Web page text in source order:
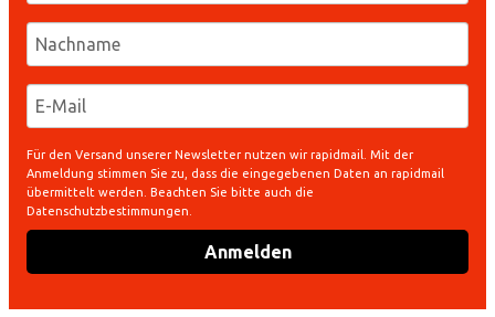
Für den Versand unserer Newsletter nutzen wir rapidmail. Mit der
Anmeldung stimmen Sie zu, dass die eingegebenen Daten an rapidmail
übermittelt werden. Beachten Sie bitte auch die
Datenschutzbestimmungen.
Anmelden